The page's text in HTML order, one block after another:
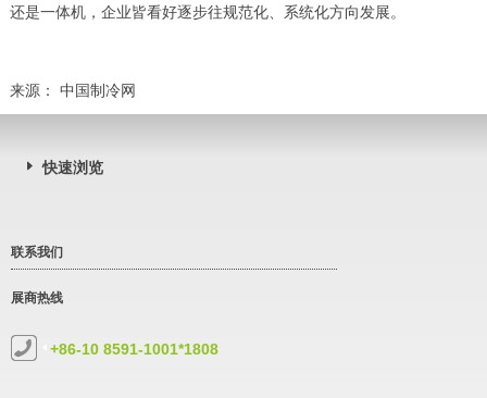
还是一体机，企业皆看好逐步往规范化、系统化方向发展。
来源： 中国制冷网
快速浏览
联系我们
展商热线
+86-10 8591-1001*1808